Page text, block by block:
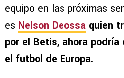
equipo en las próximas
es Nelson Deossa quien
por el Betis, ahora
el futbol de Europa.